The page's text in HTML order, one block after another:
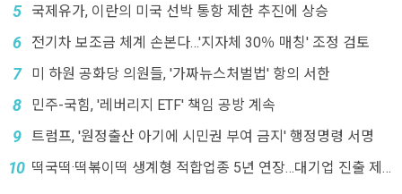
5 국제유가, 이란의 미국 선박 통항 제한 추진에 상승
6 전기차 보조금 체계 손본다…'지자체 30％ 매칭' 조정 검토
7 미 하원 공화당 의원들, '가짜뉴스처벌법' 항의 서한
8 민주-국힘, '레버리지 ETF' 책임 공방 계속
9 트럼프, '원정출산 아기에 시민권 부여 금지' 행정명령 서명
10 떡국떡·떡볶이떡 생계형 적합업종 5년 연장…대기업 진출 제